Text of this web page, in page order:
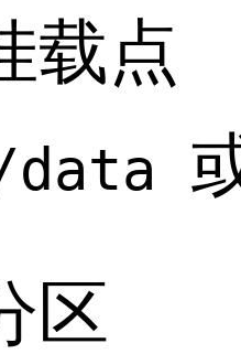
载点
区